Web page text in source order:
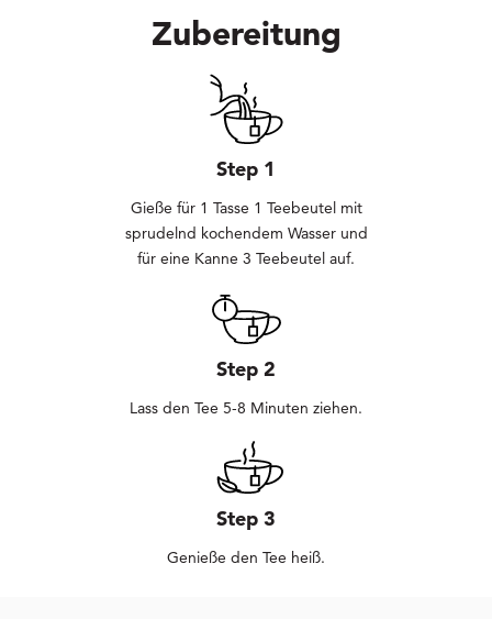
Zubereitung
Step 1
Gieße für 1 Tasse 1 Teebeutel mit
sprudelnd kochendem Wasser und
für eine Kanne 3 Teebeutel auf.
Step 2
Lass den Tee 5-8 Minuten ziehen.
Step 3
Genieße den Tee heiß.